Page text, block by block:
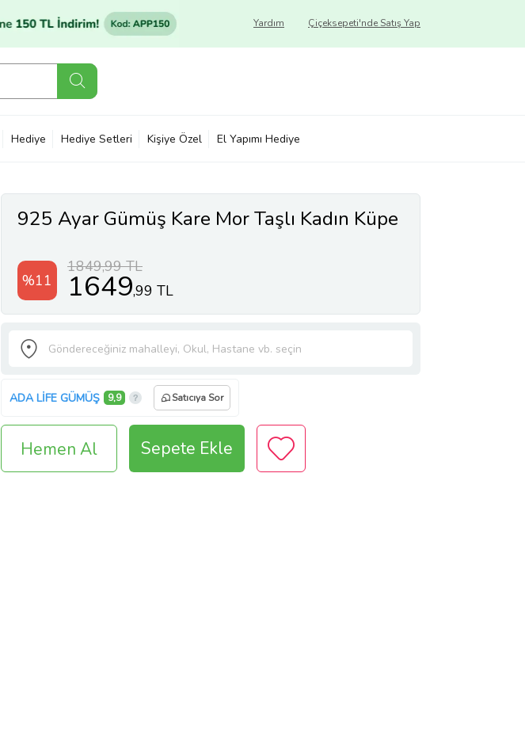
Çiçeksepeti'nde Satış Yap
Yardım
Hediye Hediye Setleri Kişiye Özel El Yapımı Hediye
925 Ayar Gümüş Kare Mor Taşlı Kadın Küpe
%11
1849,99 TL
1649,99 TL
ADA LİFE GÜMÜŞ 9,9 Satıcıya Sor
Hemen Al Sepete Ekle